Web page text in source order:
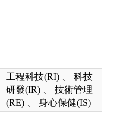
工程科技(RI)
科技
研發(IR)
技術管理
(RE)
身心保健(IS)